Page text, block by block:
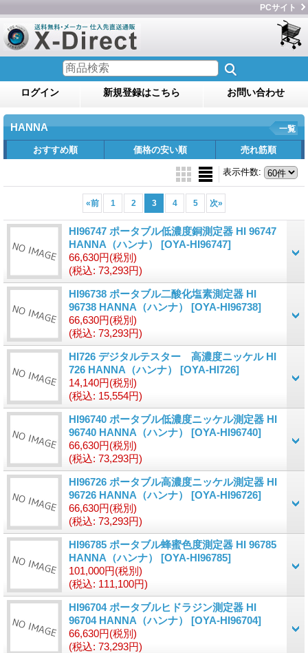
PCサイト
ログイン 新規登録はこちら お問い合わせ
HANNA 一覧
おすすめ順 価格の安い順 売れ筋順
表示件数:
«前 1 2 3 4 5 次»
HI96747 ポータブル低濃度銅測定器 HI 96747
HANNA（ハンナ） [OYA-HI96747]
66,630円(税別)
(税込: 73,293円)
HI96738 ポータブル二酸化塩素測定器 HI
96738 HANNA（ハンナ） [OYA-HI96738]
66,630円(税別)
(税込: 73,293円)
HI726 デジタルテスター 高濃度ニッケル HI
726 HANNA（ハンナ） [OYA-HI726]
14,140円(税別)
(税込: 15,554円)
HI96740 ポータブル低濃度ニッケル測定器 HI
96740 HANNA（ハンナ） [OYA-HI96740]
66,630円(税別)
(税込: 73,293円)
HI96726 ポータブル高濃度ニッケル測定器 HI
96726 HANNA（ハンナ） [OYA-HI96726]
66,630円(税別)
(税込: 73,293円)
HI96785 ポータブル蜂蜜色度測定器 HI 96785
HANNA（ハンナ） [OYA-HI96785]
101,000円(税別)
(税込: 111,100円)
HI96704 ポータブルヒドラジン測定器 HI
96704 HANNA（ハンナ） [OYA-HI96704]
66,630円(税別)
(税込: 73,293円)